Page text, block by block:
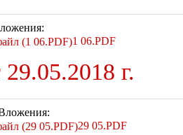
1 06.PDF
г.
29 05.PDF